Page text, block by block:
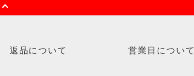
返品について 営業日について